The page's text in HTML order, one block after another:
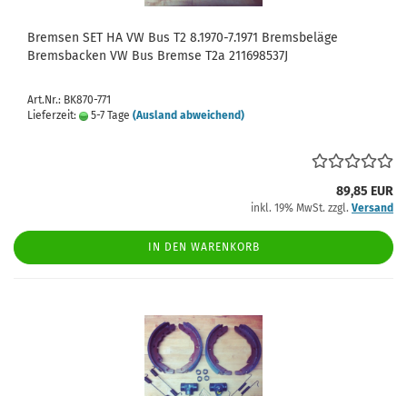
Bremsen SET HA VW Bus T2 8.1970-7.1971 Bremsbeläge
Bremsbacken VW Bus Bremse T2a 211698537J
Art.Nr.: BK870-771
Lieferzeit:
5-7 Tage (Ausland abweichend)
89,85 EUR
inkl. 19% MwSt. zzgl. Versand
IN DEN WARENKORB